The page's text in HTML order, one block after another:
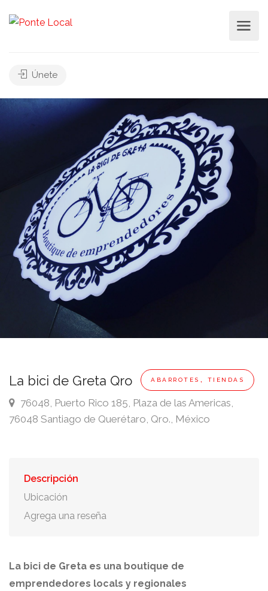
Únete
La bici de Greta Qro ABARROTES , TIENDAS
76048, Puerto Rico 185, Plaza de las Americas,
76048 Santiago de Querétaro, Qro., México
Descripción
Ubicación
Agrega una reseña
La bici de Greta es una boutique de
emprendedores locals y regionales